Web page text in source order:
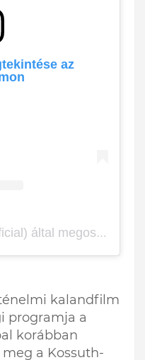
az
Ákos official (@akos_official) által megosztott bejegyzés
kalandfilm
programja a
korábban
a Kossuth-